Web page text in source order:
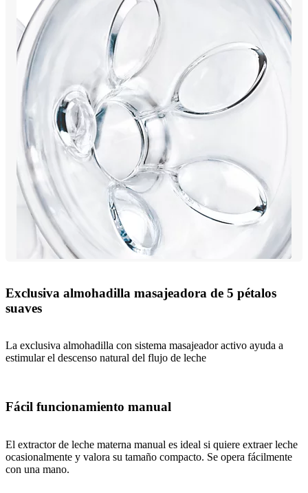
Exclusiva almohadilla masajeadora de 5 pétalos
suaves
La exclusiva almohadilla con sistema masajeador activo ayuda a
estimular el descenso natural del flujo de leche
Fácil funcionamiento manual
El extractor de leche materna manual es ideal si quiere extraer leche
ocasionalmente y valora su tamaño compacto. Se opera fácilmente
con una mano.